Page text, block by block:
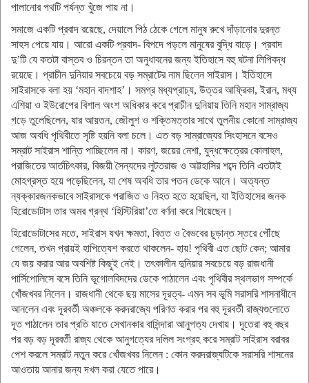
পালানোর পথটি পর্যন্ত খুঁজে পায় না।
সমাজে একটি প্রবাদ রয়েছে, দেয়ালে পিঠ ঠেকে গেলে মানুষ রুখে দাঁড়ানোর দুরন্ত
সাহস পেয়ে যায়। আরো একটি প্রবাদ- বিপদে পড়লে মানুষের বুদ্ধি বাড়ে। প্রবাদ
দু’টি যে কতটা বাস্তব ও চিরন্তন তা অনুধাবনের জন্য ইতিহাসে বহু ঘটনা লিপিবদ্ধ
রয়েছে। প্রাচীন দুনিয়ার সবচেয়ে বড় সম্রাটের নাম ছিলেন সাইরাস। ইতিহাসে
সাইরাসকে বলা হয় ‘মহান বাদশাহ’। সমগ্র মধ্যপ্রাচ্য, উত্তর আফ্রিকা, ইরান, মধ্য
এশিয়া ও ইউরোপের বিশাল অংশ অধিকার করে প্রাচীন দুনিয়ায় তিনি মহান সাম্রাজ্য
গড়ে তুলেছিলেন, যার আয়তন, জৌলুশ ও শক্তিমত্তার সাথে তুলনীয় কোনো সাম্রাজ্য
আজ অবধি পৃথিবীতে সৃষ্টি হয়নি বলা চলে। এত বড় সাম্রাজ্যের সিংহাসনে বসেও
সম্রাট সাইরাস শান্তি পাচ্ছিলেন না। কারণ, জয়ের নেশা, যুদ্ধক্ষেত্রের কোলাহল,
পরাজিতের আর্তচিৎকার, বিজয়ী সৈন্যদের লুটতরাজ ও অট্টহাসির শব্দে তিনি এতটাই
মোহগ্রস্ত হয়ে পড়েছিলেন, যা শেষ অবধি তার পতন ডেকে আনে। অত্যন্ত
ন্যক্কারজনকভাবে সাইরাসকে পরাজিত ও নিহত হতে হয়েছিল, যা ইতিহাসের জনক
হিরোডোটাস তার অমর গ্রন্থ ‘হিস্টিরিয়া’তে বর্ণনা করে গিয়েছেন।
হিরোডোটাসের মতে, সাইরাস যখন ক্ষমতা, বিত্ত ও বৈভবের চূড়ান্ত স্তরে পৌঁছে
গেলেন, তখন প্রায়ই হাপিত্যেশ করতে থাকলেন- হায়! পৃথিবী এত ছোট কেন; আমার
যে জয় করার আর অবশিষ্ট কিছুই নেই। তৎকালীন দুনিয়ার সবচেয়ে বড় রাজধানী
পার্সিপোলিসে বসে তিনি ভূগোলবিদদের ডেকে পাঠালেন এবং পৃথিবীর স্থলভাগ সম্পর্কে
খোঁজখবর নিলেন। রাজধানী থেকে ছয় মাসের দূরত্ব- এমন সব ভূমি সরাসরি শাসনাধীনে
আনলেন এবং দূরবর্তী অঞ্চলকে করদরাজ্যে পরিণত করার পর বহু দূরবর্তী রাজ্যগুলোতে
দূত পাঠালেন তার প্রতি যাতে সেখানকার বাসিন্দারা আনুগত্য দেখায়। দূতেরা বহু বছর
পর বড় বড় দূরবর্তী রাজ্য থেকে আনুগত্যের দলিল সংগ্রহ করে সম্রাট সাইরাস বরাবর
পেশ করলে সম্রাট নতুন করে খোঁজখবর নিলেন : কোন করদরাজ্যটিকে সরাসরি শাসনের
আওতায় আনার জন্য দখল করা যেতে পারে।